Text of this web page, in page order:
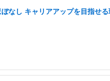
なし キャリアアップを目指せ